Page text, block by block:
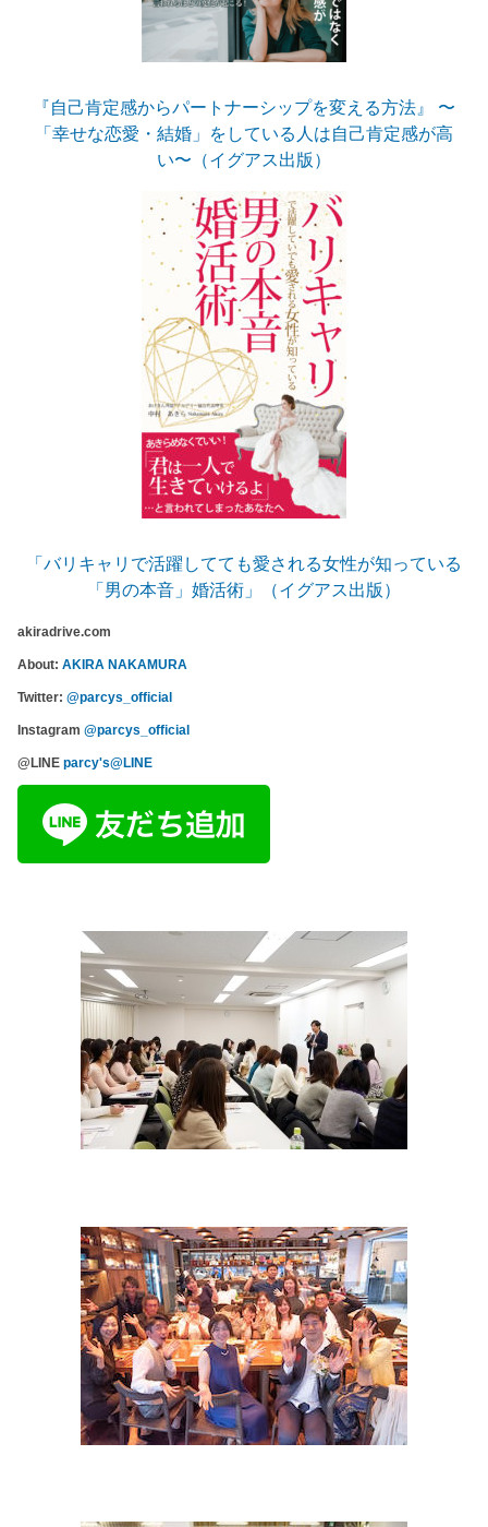
『自己肯定感からパートナーシップを変える方法』 〜
「幸せな恋愛・結婚」をしている人は自己肯定感が高
い〜（イグアス出版）
「バリキャリで活躍してても愛される女性が知っている
「男の本音」婚活術」（イグアス出版）
akiradrive.com
About:AKIRA NAKAMURA
Twitter:@parcys_official
Instagram@parcys_official
@LINEparcy's@LINE